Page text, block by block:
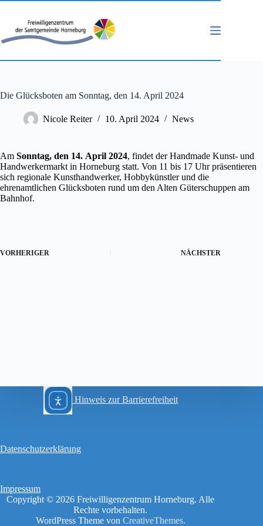
Zum
springen
Die Glücksboten am Sonntag, den 14. April 2024
Nicole Reiter 10. April 2024 News
Am Sonntag, den 14. April 2024, findet der Handmade Kunst- und
Handwerkermarkt in Horneburg statt. Von 11 bis 17 Uhr präsentieren
sich regionale Kunsthandwerker, Hobbykünstler und die
ehrenamtlichen Glücksboten rund um den Alten Güterschuppen am
Bahnhof.
VORHERIGER NÄCHSTER
Hinweis zur Barrierefreiheit
Datenschutzerklärung
Impressum
Copyright © 2026 Freiwilligenzentrum Horneburg. Alle
Rechte vorbehalten.
WordPress Theme von CreativeThemes.